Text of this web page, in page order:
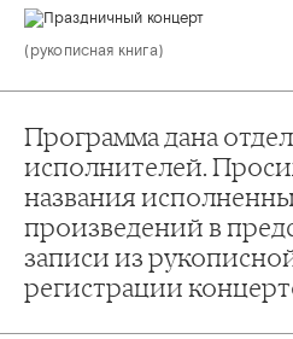
(рукописная книга)
Программа дана
исполнителей.
названия
произведений в
записи из
регистрации